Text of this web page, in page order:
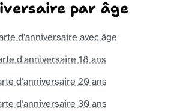
par âge
d'anniversaire avec âge
d'anniversaire 18 ans
d'anniversaire 20 ans
d'anniversaire 30 ans